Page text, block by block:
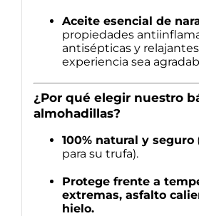
Aceite esencial de
propiedades
antisépticas y
experiencia sea
¿Por qué elegir nuestro
almohadillas?
100% natural y seguro
para su trufa).
Protege frente a
extremas, asfalto
hielo.